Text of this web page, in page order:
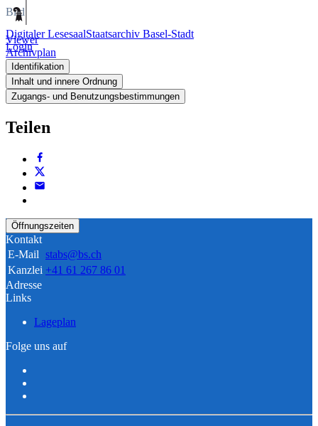
Digitaler LesesaalStaatsarchiv Basel-Stadt
Login
Bild
Viewer
Archivplan
Identifikation
Inhalt und innere Ordnung
Zugangs- und Benutzungsbestimmungen
Teilen
Öffnungszeiten
Kontakt
E-Mail stabs@bs.ch
Kanzlei +41 61 267 86 01
Adresse
Links
Lageplan
Folge uns auf